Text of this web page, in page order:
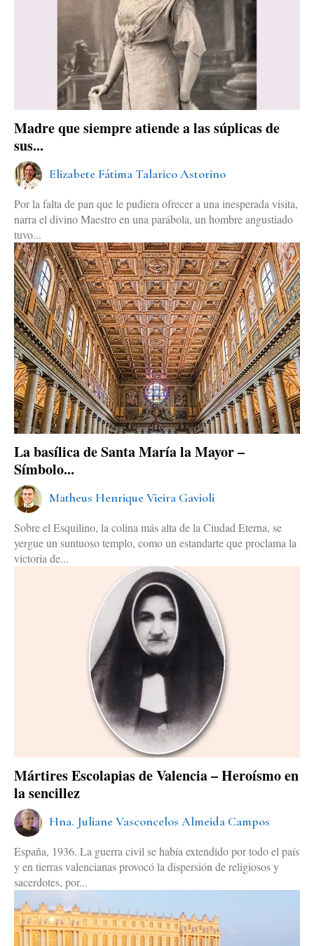
Madre que siempre atiende a las súplicas de
sus...
Elizabete Fátima Talarico Astorino
Por la falta de pan que le pudiera ofrecer a una inesperada visita,
narra el divino Maestro en una parábola, un hombre angustiado
tuvo...
La basílica de Santa María la Mayor –
Símbolo...
Matheus Henrique Vieira Gavioli
Sobre el Esquilino, la colina más alta de la Ciudad Eterna, se
yergue un suntuoso templo, como un estandarte que proclama la
victoria de...
Mártires Escolapias de Valencia – Heroísmo en
la sencillez
Hna. Juliane Vasconcelos Almeida Campos
España, 1936. La guerra civil se había extendido por todo el país
y en tierras valencianas provocó la dispersión de religiosos y
sacerdotes, por...